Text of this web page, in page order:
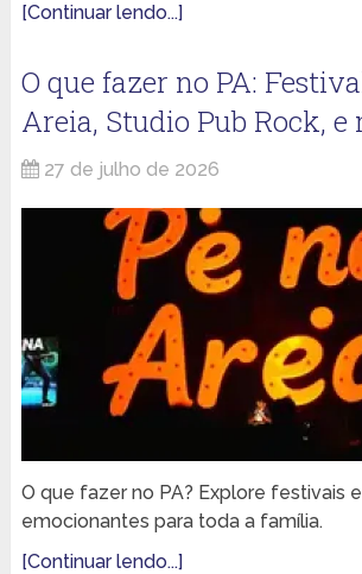
[Continuar lendo...]
O que fazer no PA:
Areia, Studio Pub Rock, e
27 de julho de 2026
O que fazer no PA? Explore festivais
emocionantes para toda a família.
[Continuar lendo...]